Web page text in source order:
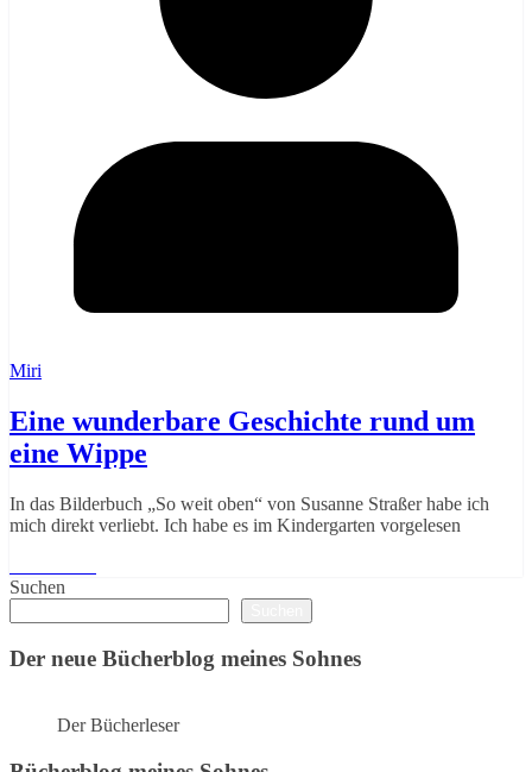
Miri
Eine wunderbare Geschichte rund um
eine Wippe
In das Bilderbuch „So weit oben“ von Susanne Straßer habe ich
mich direkt verliebt. Ich habe es im Kindergarten vorgelesen
Suchen
Der neue Bücherblog meines Sohnes
Der Bücherleser